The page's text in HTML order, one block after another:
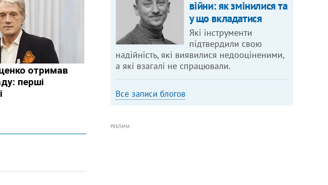
війни: як змінилися та
у що вкладатися
Які інструменти
підтвердили свою
надійність, які виявилися недооціненими,
а які взагалі не спрацювали.
Все записи блогов
РЕКЛАМА